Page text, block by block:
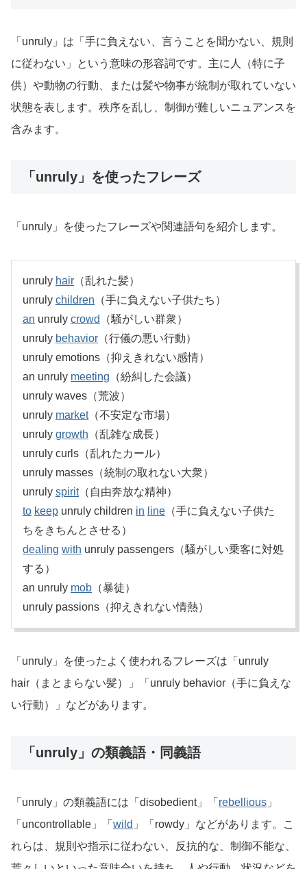
「unruly」は「手に負えない、言うことを聞かない、規則
に従わない」という意味の形容詞です。主に人（特に子
供）や動物の行動、または髪や物事が統制が取れていない
状態を表します。秩序を乱し、制御が難しいニュアンスを
含みます。
「unruly」を使ったフレーズ
「unruly」を使ったフレーズや関連語句を紹介します。
unruly hair （乱れた髪）
unruly children （手に負えない子供たち）
an unruly crowd
（騒がしい群衆）
unruly behavior （行儀の悪い行動）
unruly emotions（抑えきれない感情）
an unruly meeting （紛糾した会議）
unruly waves（荒波）
unruly market（不安定な市場）
unruly growth （乱雑な成長）
unruly curls（乱れたカール）
unruly masses（統制の取れない大衆）
unruly spirit（自由奔放な精神）
to keep unruly children in line （手に負えない子供た
ちをきちんとさせる）
dealing with unruly passengers（騒がしい乗客に対処
する）
an unruly mob （暴徒）
unruly passions（抑えきれない情熱）
「unruly」を使ったよく使われるフレーズは「unruly
hair（まとまらない髪）」「unruly behavior（手に負えな
い行動）」などがあります。
「unruly」の類義語・同義語
「unruly」の類義語には「disobedient」「 rebellious 」
「uncontrollable」「 wild 」「rowdy」などがあります。こ
れらは、規則や指示に従わない、反抗的な、制御不能な、